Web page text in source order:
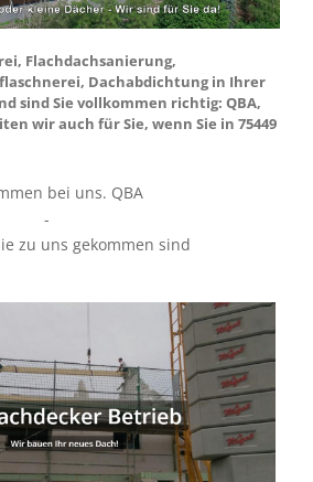
Flachdachsanierung,
Dachabdichtung in Ihrer
sind Sie vollkommen richtig: QBA,
wir auch für Sie, wenn Sie in 75449
bei uns. QBA
-
zu uns gekommen sind